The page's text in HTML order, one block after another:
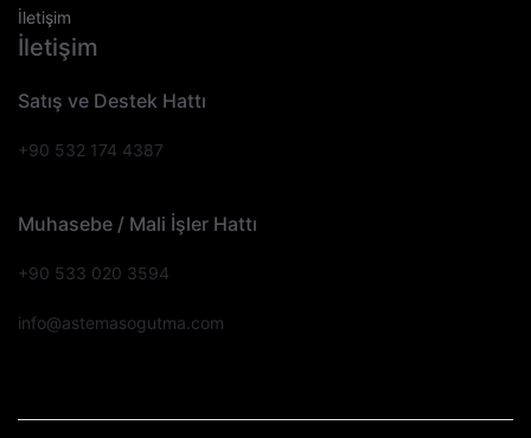
İletişim
İletişim
Satış ve Destek Hattı
+90 532 174 4387
Muhasebe / Mali İşler Hattı
+90 533 020 3594
info@astemasogutma.com